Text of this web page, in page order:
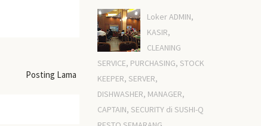
Posting Lama
Loker ADMIN,
KASIR,
CLEANING
SERVICE, PURCHASING, STOCK
KEEPER, SERVER,
DISHWASHER, MANAGER,
CAPTAIN, SECURITY di SUSHI-Q